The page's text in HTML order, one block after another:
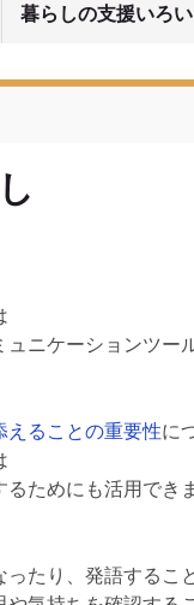
暮らしの支援いろ
ニケーションツー
えることの重要性に
ためにも活用できま
たり、発語するこ